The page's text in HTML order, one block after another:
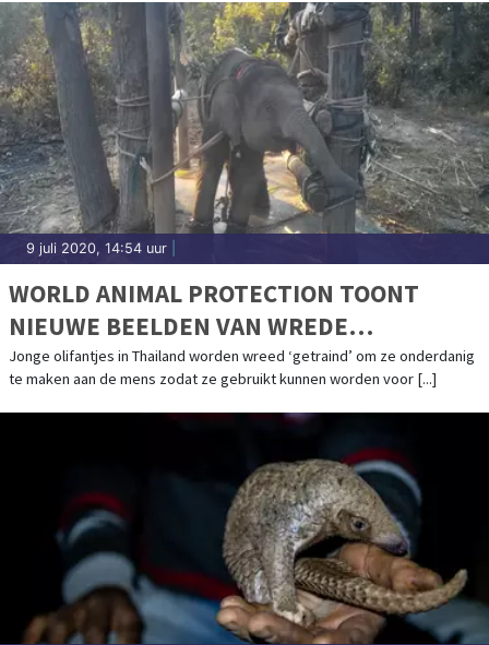
9 juli 2020, 14:54 uur
WORLD ANIMAL PROTECTION TOONT
NIEUWE BEELDEN VAN WREDE
OLIFANTENTRAINING
Jonge olifantjes in Thailand worden wreed ‘getraind’ om ze onderdanig
te maken aan de mens zodat ze gebruikt kunnen worden voor [...]